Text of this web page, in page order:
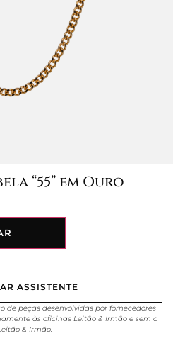
“55” em Ouro
ASSISTENTE
de peças desenvolvidas por fornecedores
às oficinas Leitão & Irmão e sem o
& Irmão.